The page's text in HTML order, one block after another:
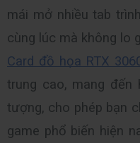
mái mở nhiều tab
cùng lúc mà không lo
Card đồ họa RTX
trung cao, mang
tượng, cho phép bạn
game phổ biến hiện